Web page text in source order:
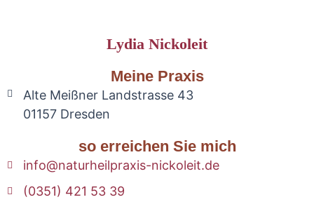
Lydia Nickoleit
Meine Praxis
Alte Meißner Landstrasse 43
01157 Dresden
so erreichen Sie mich
info@naturheilpraxis-nickoleit.de
(0351) 421 53 39